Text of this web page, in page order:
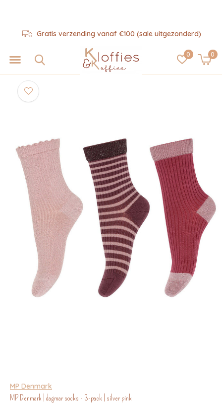
0 0
Gratis verzending vanaf €100 (sale uitgezonderd)
MP Denmark
MP Denmark | dagmar socks - 3-pack | silver pink